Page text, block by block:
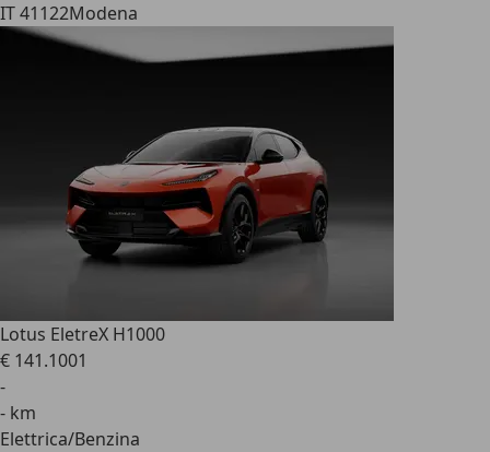
IT 41122Modena
Lotus EletreX H1000
€ 141.1001
-
- km
Elettrica/Benzina